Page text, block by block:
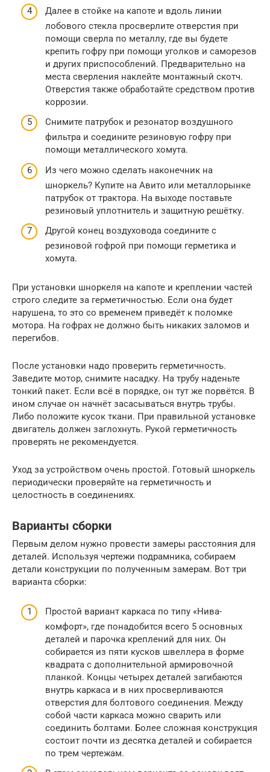
Далее в стойке на капоте и вдоль линии
лобового стекла просверлите отверстия при
помощи сверла по металлу, где вы будете
крепить гофру при помощи уголков и саморезов
и других приспособлений. Предварительно на
места сверления наклейте монтажный скотч.
Отверстия также обработайте средством против
коррозии.
Снимите патрубок и резонатор воздушного
фильтра и соедините резиновую гофру при
помощи металлического хомута.
Из чего можно сделать наконечник на
шноркель? Купите на Авито или металлорынке
патрубок от трактора. На выходе поставьте
резиновый уплотнитель и защитную решётку.
Другой конец воздуховода соедините с
резиновой гофрой при помощи герметика и
хомута.
При установки шноркеля на капоте и креплении частей
строго следите за герметичностью. Если она будет
нарушена, то это со временем приведёт к поломке
мотора. На гофрах не должно быть никаких заломов и
перегибов.
После установки надо проверить герметичность.
Заведите мотор, снимите насадку. На трубу наденьте
тонкий пакет. Если всё в порядке, он тут же порвётся. В
ином случае он начнёт засасываться внутрь трубы.
Либо положите кусок ткани. При правильной установке
двигатель должен заглохнуть. Рукой герметичность
проверять не рекомендуется.
Уход за устройством очень простой. Готовый шноркель
периодически проверяйте на герметичность и
целостность в соединениях.
Варианты сборки
Первым делом нужно провести замеры расстояния для
деталей. Используя чертежи подрамника, собираем
детали конструкции по полученным замерам. Вот три
варианта сборки:
Простой вариант каркаса по типу «Нива-
комфорт», где понадобится всего 5 основных
деталей и парочка креплений для них. Он
собирается из пяти кусков швеллера в форме
квадрата с дополнительной армировочной
планкой. Концы четырех деталей загибаются
внутрь каркаса и в них просверливаются
отверстия для болтового соединения. Между
собой части каркаса можно сварить или
соединить болтами. Более сложная конструкция
состоит почти из десятка деталей и собирается
по трем чертежам.